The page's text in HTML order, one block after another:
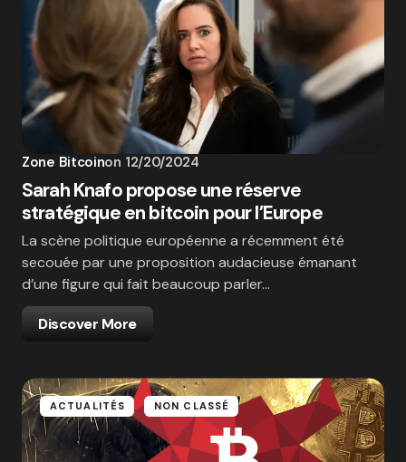
Zone Bitcoinon 12/20/2024
Sarah Knafo propose une réserve
stratégique en bitcoin pour l’Europe
La scène politique européenne a récemment été
secouée par une proposition audacieuse émanant
d’une figure qui fait beaucoup parler…
Discover More
ACTUALITÉS NON CLASSÉ